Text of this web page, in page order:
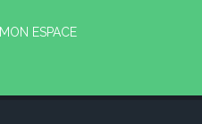
ESPACE